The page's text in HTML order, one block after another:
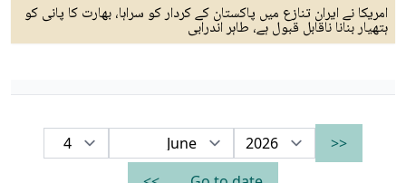
امریکا نے ایران تنازع میں پاکستان کے کردار کو سراہا، بھارت کا پانی کو
ہتھیار بنانا ناقابل قبول ہے، طاہر اندرابی
<<